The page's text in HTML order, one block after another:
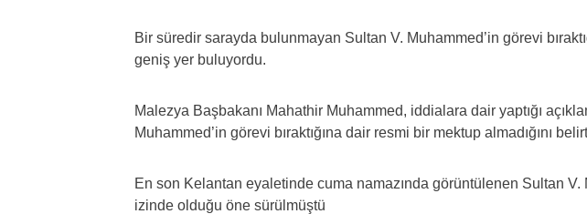
Bir süredir sarayda bulunmayan Sultan V. Muhammed’in görevi
geniş yer buluyordu.
Malezya Başbakanı Mahathir Muhammed, iddialara dair yaptığı
Muhammed’in görevi bıraktığına dair resmi bir mektup almadığını
En son Kelantan eyaletinde cuma namazında görüntülenen Sultan V.
izinde olduğu öne sürülmüştü